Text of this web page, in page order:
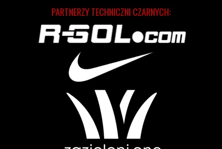
PARTNERZY TECHNICZNI CZARNYCH: